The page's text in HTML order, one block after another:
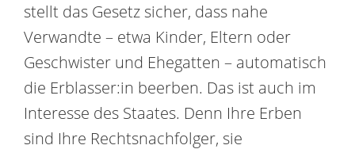
stellt das Gesetz sicher, dass nahe
Verwandte – etwa Kinder, Eltern oder
Geschwister und Ehegatten – automatisch
die Erblasser:in beerben. Das ist auch im
Interesse des Staates. Denn Ihre Erben
sind Ihre Rechtsnachfolger, sie